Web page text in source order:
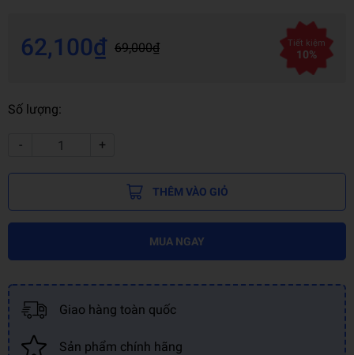
62,100₫ 69,000₫ Tiết kiệm
10%
Số lượng:
- +
THÊM VÀO GIỎ
MUA NGAY
Giao hàng toàn quốc
Sản phẩm chính hãng